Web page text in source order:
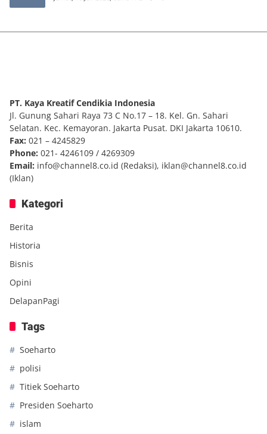
PT. Kaya Kreatif Cendikia Indonesia
Jl. Gunung Sahari Raya 73 C No.17 – 18. Kel. Gn. Sahari
Selatan. Kec. Kemayoran. Jakarta Pusat. DKI Jakarta 10610.
Fax: 021 – 4245829
Phone: 021- 4246109 / 4269309
Email: info@channel8.co.id (Redaksi), iklan@channel8.co.id
(Iklan)
Kategori
Berita
Historia
Bisnis
Opini
DelapanPagi
Tags
Soeharto
polisi
Titiek Soeharto
Presiden Soeharto
islam